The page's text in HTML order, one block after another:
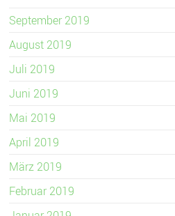
September 2019
August 2019
Juli 2019
Juni 2019
Mai 2019
April 2019
März 2019
Februar 2019